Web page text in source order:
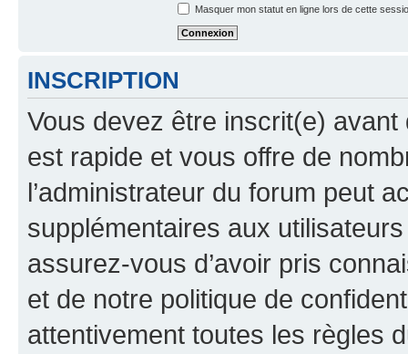
Masquer mon statut en ligne lors de cette
INSCRIPTION
Vous devez être inscrit(e) avant
est rapide et vous offre de
l’administrateur du forum peut
supplémentaires aux
assurez-vous d’avoir pris
et de notre politique de
attentivement toutes les règles